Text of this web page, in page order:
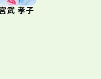
武 孝子